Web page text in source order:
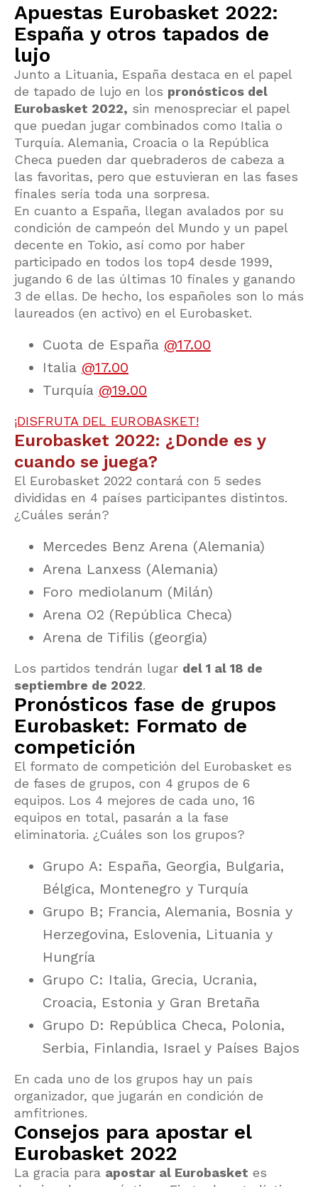
Apuestas Eurobasket 2022:
España y otros tapados de
lujo
Junto a Lituania, España destaca en el papel
de tapado de lujo en los pronósticos del
Eurobasket 2022, sin menospreciar el papel
que puedan jugar combinados como Italia o
Turquía. Alemania, Croacia o la República
Checa pueden dar quebraderos de cabeza a
las favoritas, pero que estuvieran en las fases
finales sería toda una sorpresa.
En cuanto a España, llegan avalados por su
condición de campeón del Mundo y un papel
decente en Tokio, así como por haber
participado en todos los top4 desde 1999,
jugando 6 de las últimas 10 finales y ganando
3 de ellas. De hecho, los españoles son lo más
laureados (en activo) en el Eurobasket.
Cuota de España @17.00
Italia @17.00
Turquía @19.00
¡DISFRUTA DEL EUROBASKET!
Eurobasket 2022: ¿Donde es y
cuando se juega?
El Eurobasket 2022 contará con 5 sedes
divididas en 4 países participantes distintos.
¿Cuáles serán?
Mercedes Benz Arena (Alemania)
Arena Lanxess (Alemania)
Foro mediolanum (Milán)
Arena O2 (República Checa)
Arena de Tifilis (georgia)
Los partidos tendrán lugar del 1 al 18 de
septiembre de 2022.
Pronósticos fase de grupos
Eurobasket: Formato de
competición
El formato de competición del Eurobasket es
de fases de grupos, con 4 grupos de 6
equipos. Los 4 mejores de cada uno, 16
equipos en total, pasarán a la fase
eliminatoria. ¿Cuáles son los grupos?
Grupo A: España, Georgia, Bulgaria,
Bélgica, Montenegro y Turquía
Grupo B; Francia, Alemania, Bosnia y
Herzegovina, Eslovenia, Lituania y
Hungría
Grupo C: Italia, Grecia, Ucrania,
Croacia, Estonia y Gran Bretaña
Grupo D: República Checa, Polonia,
Serbia, Finlandia, Israel y Países Bajos
En cada uno de los grupos hay un país
organizador, que jugarán en condición de
amfitriones.
Consejos para apostar el
Eurobasket 2022
La gracia para apostar al Eurobasket es